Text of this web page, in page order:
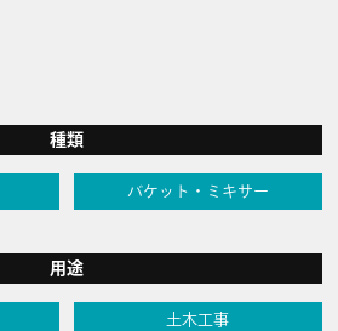
種類
バケット・ミキサー
用途
土木工事